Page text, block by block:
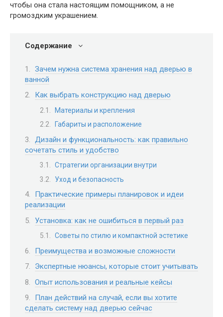
чтобы она стала настоящим помощником, а не
громоздким украшением.
Содержание
Зачем нужна система хранения над дверью в
ванной
Как выбрать конструкцию над дверью
Материалы и крепления
Габариты и расположение
Дизайн и функциональность: как правильно
сочетать стиль и удобство
Стратегии организации внутри
Уход и безопасность
Практические примеры планировок и идеи
реализации
Установка: как не ошибиться в первый раз
Советы по стилю и компактной эстетике
Преимущества и возможные сложности
Экспертные нюансы, которые стоит учитывать
Опыт использования и реальные кейсы
План действий на случай, если вы хотите
сделать систему над дверью сейчас